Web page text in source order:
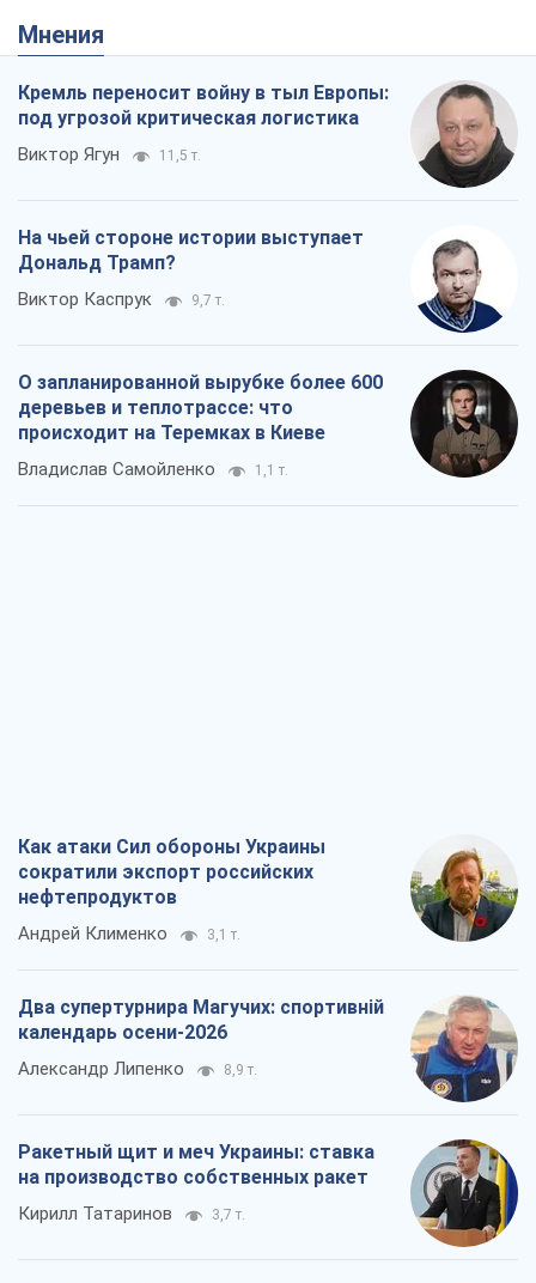
Мнения
Кремль переносит войну в тыл Европы:
под угрозой критическая логистика
Виктор Ягун 11,5 т.
На чьей стороне истории выступает
Дональд Трамп?
Виктор Каспрук 9,7 т.
О запланированной вырубке более 600
деревьев и теплотрассе: что
происходит на Теремках в Киеве
Владислав Самойленко 1,1 т.
Как атаки Сил обороны Украины
сократили экспорт российских
нефтепродуктов
Андрей Клименко 3,1 т.
Два супертурнира Магучих: спортивній
календарь осени-2026
Александр Липенко 8,9 т.
Ракетный щит и меч Украины: ставка
на производство собственных ракет
Кирилл Татаринов 3,7 т.